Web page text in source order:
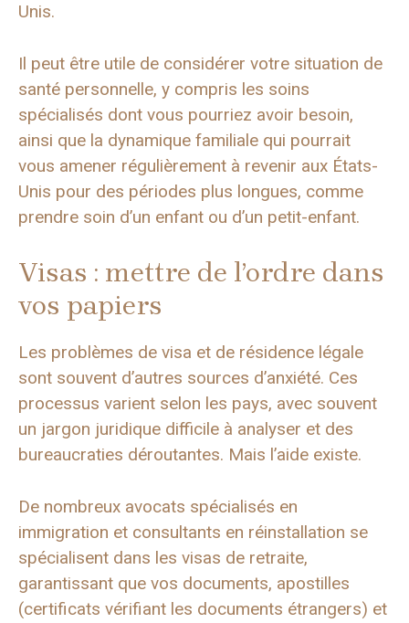
Unis.
Il peut être utile de considérer votre situation de
santé personnelle, y compris les soins
spécialisés dont vous pourriez avoir besoin,
ainsi que la dynamique familiale qui pourrait
vous amener régulièrement à revenir aux États-
Unis pour des périodes plus longues, comme
prendre soin d’un enfant ou d’un petit-enfant.
Visas : mettre de l’ordre dans
vos papiers
Les problèmes de visa et de résidence légale
sont souvent d’autres sources d’anxiété. Ces
processus varient selon les pays, avec souvent
un jargon juridique difficile à analyser et des
bureaucraties déroutantes. Mais l’aide existe.
De nombreux avocats spécialisés en
immigration et consultants en réinstallation se
spécialisent dans les visas de retraite,
garantissant que vos documents, apostilles
(certificats vérifiant les documents étrangers) et